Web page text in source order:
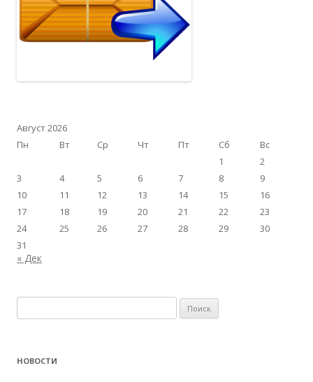
Август 2026
Пн
Вт Ср Чт Пт Сб
Вс
1
2
3
4 5 6 7 8
9
10
11 12 13 14 15
16
17
18 19 20 21 22
23
24
25 26 27 28 29
30
31
« Дек
НОВОСТИ